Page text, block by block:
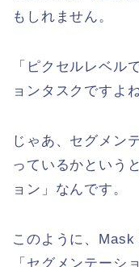
もしれません。
「ピクセルレベル
ョンタスクですよね
じゃあ、セグメン
っているかという
ョン」なんです。
このように、
「セグメンテーシ